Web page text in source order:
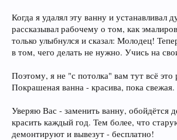
Когда я удалял эту ванну и устанавливал
рассказывал рабочему о том, как
только улыбнулся и сказал: Молодец!
в том, чего делать не нужно. Учись на
Поэтому, я не "с потолка" вам тут всё это
Покрашеная ванна - красива, пока свежая.
Уверяю Вас - заменить ванну, обойдётся
красить каждый год. Тем более, что
демонтируют и вывезут - бесплатно!